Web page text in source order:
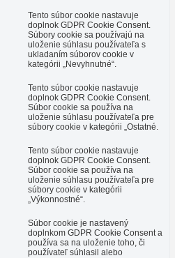
Tento súbor cookie nastavuje
doplnok GDPR Cookie Consent.
Súbory cookie sa používajú na
uloženie súhlasu používateľa s
ukladaním súborov cookie v
kategórii „Nevyhnutné“.
Tento súbor cookie nastavuje
doplnok GDPR Cookie Consent.
Súbor cookie sa používa na
uloženie súhlasu používateľa pre
súbory cookie v kategórii „Ostatné.
Tento súbor cookie nastavuje
doplnok GDPR Cookie Consent.
Súbor cookie sa používa na
uloženie súhlasu používateľa pre
súbory cookie v kategórii
„Výkonnostné“.
Súbor cookie je nastavený
doplnkom GDPR Cookie Consent a
používa sa na uloženie toho, či
používateľ súhlasil alebo